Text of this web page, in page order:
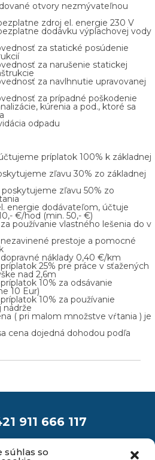
súhlas so
otvory nezmývateľnou
zdroj el. energie 230 V
dodávku výplachovej vody
za statické posúdenie
za narušenie statickej
za navlhnutie upravovanej
za prípadné poškodenie
kúrenia a pod., ktoré sa
odpadu
príplatok 100% k základnej
zľavu 30% zo základnej
zľavu 50% zo
energie dodávateľom, účtuje
€/hod (min. 50,- €)
používanie vlastného lešenia do v
prestoje a pomocné
náklady 0,40 €/km
25% pre práce v sťažených
nad 2,6m
10% za odsávanie
10 Eur)
10% za používanie
nádrže
( pri malom množstve vŕtania ) je
cena dojedná dohodou podľa
911 666 117